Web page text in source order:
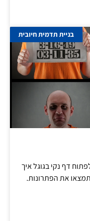
בניית תדמית חיובית
דף נקי בגוגל איך
את הפתרונות.